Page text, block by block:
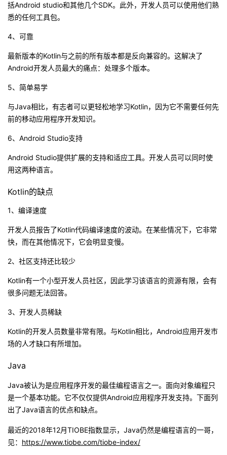
括Android studio和其他几个SDK。此外，开发人员可以使用他们熟
悉的任何工具包。
4、可靠
最新版本的Kotlin与之前的所有版本都是反向兼容的。这解决了
Android开发人员最大的痛点：处理多个版本。
5、简单易学
与Java相比，有志者可以更轻松地学习Kotlin，因为它不需要任何先
前的移动应用程序开发知识。
6、Android Studio支持
Android Studio提供扩展的支持和适应工具。开发人员可以同时使
用这两种语言。
Kotlin的缺点
1、编译速度
开发人员报告了Kotlin代码编译速度的波动。在某些情况下，它非常
快，而在其他情况下，它会明显变慢。
2、社区支持还比较少
Kotlin有一个小型开发人员社区，因此学习该语言的资源有限，会有
很多问题无法回答。
3、开发人员稀缺
Kotlin的开发人员数量非常有限。与Kotlin相比，Android应用开发市
场的人才缺口有所增加。
Java
Java被认为是应用程序开发的最佳编程语言之一。面向对象编程只
是一个基本功能。它不仅仅提供Android应用程序开发支持。下面列
出了Java语言的优点和缺点。
最近的2018年12月TIOBE指数显示，Java仍然是编程语言的一哥，
见： https://www.tiobe.com/tiobe-index/